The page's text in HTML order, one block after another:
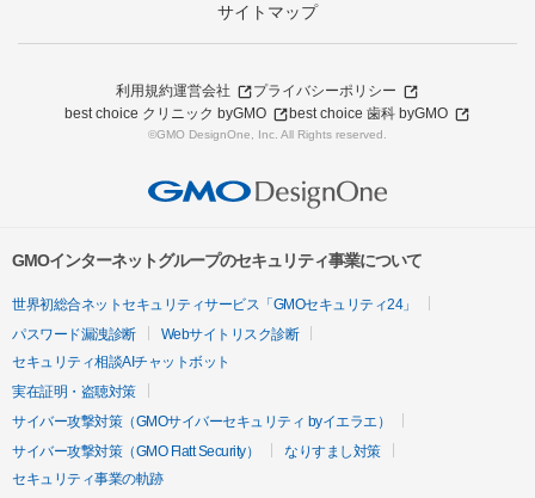
サイトマップ
利用規約運営会社
プライバシーポリシー
best choice クリニック byGMO
best choice 歯科 byGMO
©GMO DesignOne, Inc. All Rights reserved.
GMOインターネットグループのセキュリティ事業について
世界初総合ネットセキュリティサービス「GMOセキュリティ24」
パスワード漏洩診断
Webサイトリスク診断
セキュリティ相談AIチャットボット
実在証明・盗聴対策
サイバー攻撃対策（GMOサイバーセキュリティ byイエラエ）
サイバー攻撃対策（GMO Flatt Security）
なりすまし対策
セキュリティ事業の軌跡